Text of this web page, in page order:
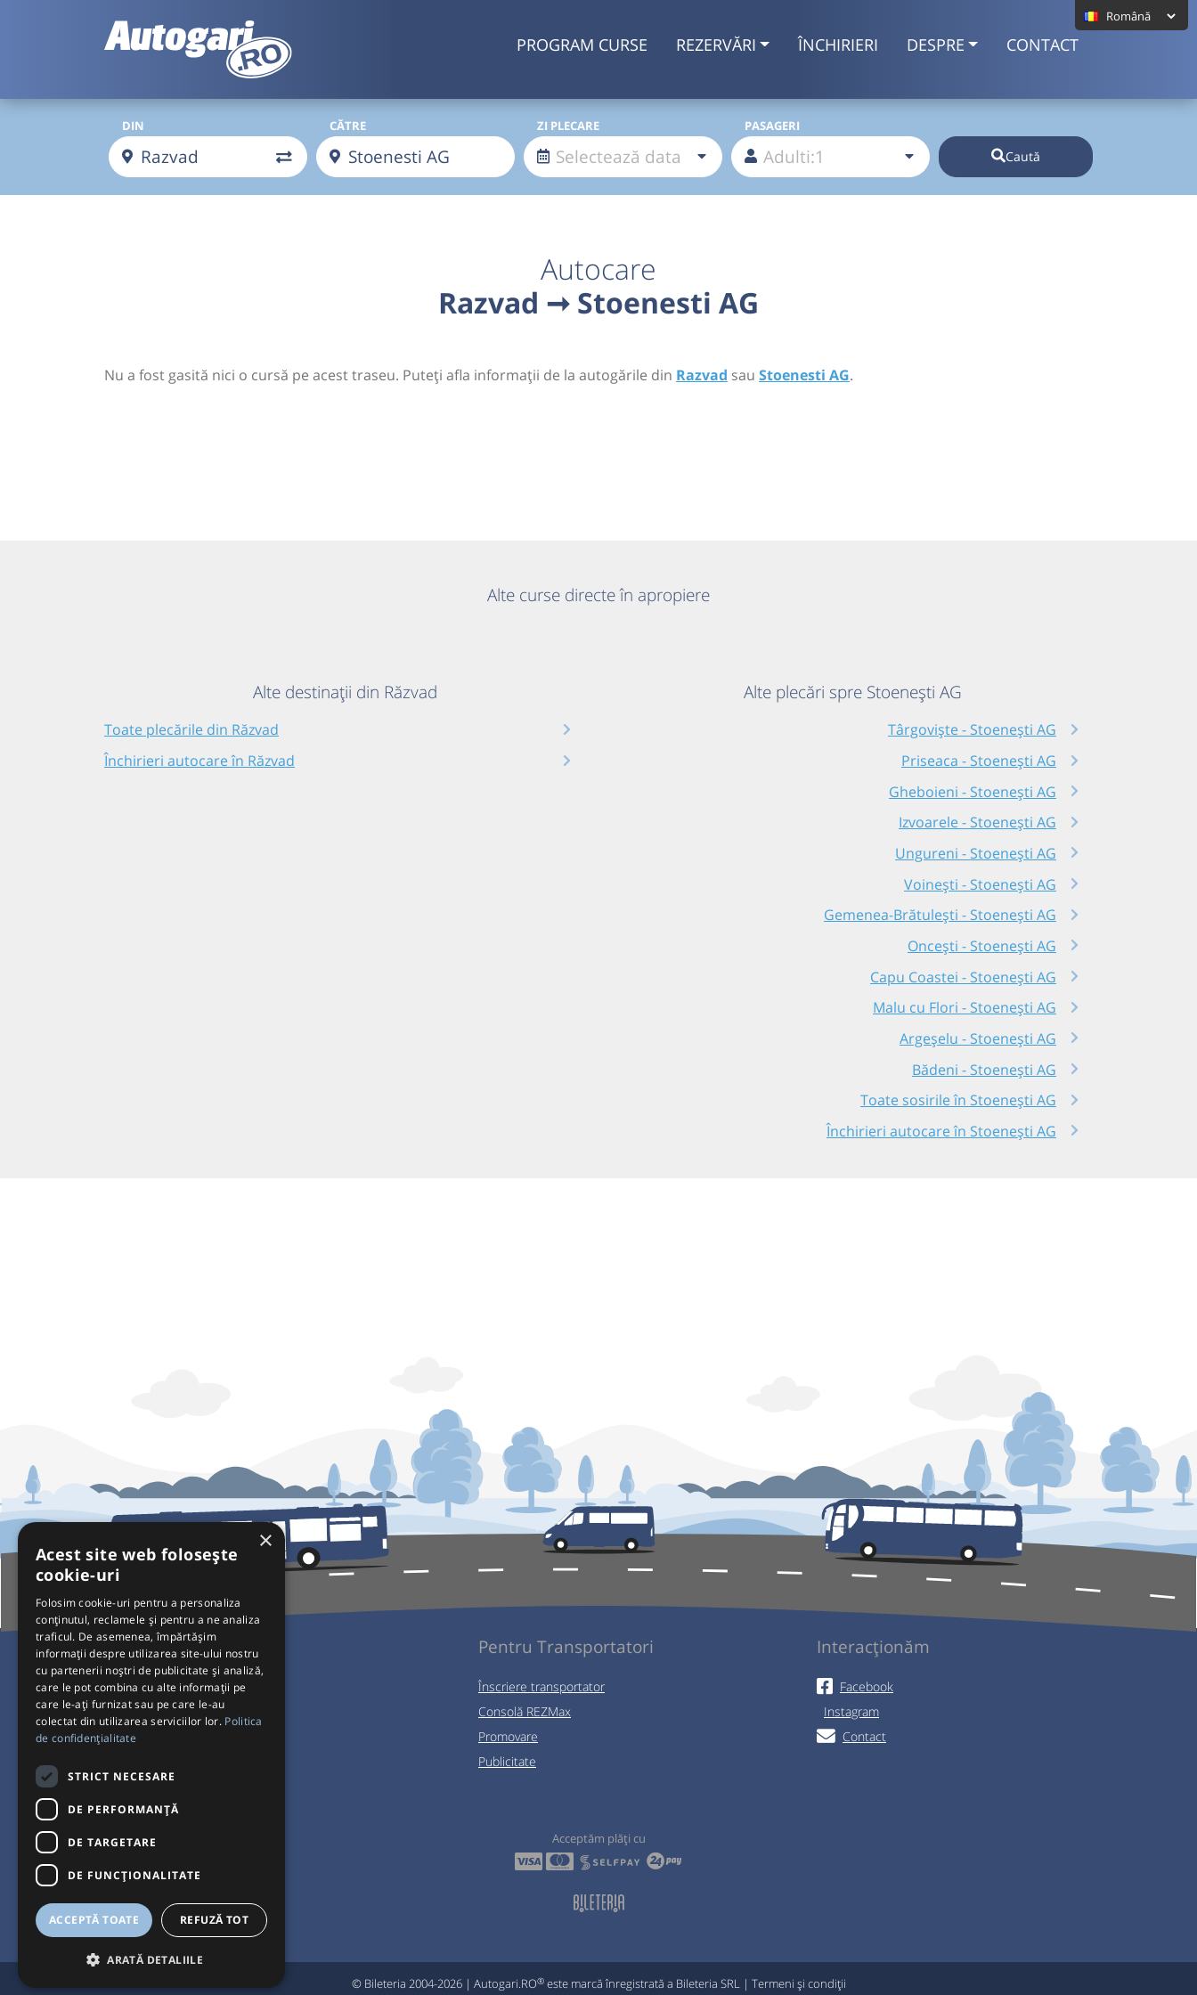
PROGRAM CURSE REZERVĂRI ÎNCHIRIERI DESPRE CONTACT
DIN CĂTRE ZI PLECARE PASAGERI
Caută
Autocare
Razvad ➞ Stoenesti AG
Nu a fost gasită nici o cursă pe acest traseu. Puteți afla informații de la autogările din Razvad sau Stoenesti AG.
Alte curse directe în apropiere
Alte destinații din Răzvad
Toate plecările din Răzvad
Închirieri autocare în Răzvad
Alte plecări spre Stoenești AG
Târgoviște - Stoenești AG
Priseaca - Stoenești AG
Gheboieni - Stoenești AG
Izvoarele - Stoenești AG
Ungureni - Stoenești AG
Voinești - Stoenești AG
Gemenea-Brătulești - Stoenești AG
Oncești - Stoenești AG
Capu Coastei - Stoenești AG
Malu cu Flori - Stoenești AG
Argeșelu - Stoenești AG
Bădeni - Stoenești AG
Toate sosirile în Stoenești AG
Închirieri autocare în Stoenești AG
Pentru Călători
Curse autobuz
Plecări/Sosiri
Setări de cookie-uri
Pentru Transportatori
Înscriere transportator
Consolă REZMax
Promovare
Publicitate
Interacționăm
Facebook
Instagram
Contact
Acceptăm plăți cu
© Bileteria 2004-2026 | Autogari.RO®este marcă înregistrată a Bileteria SRL | Termeni și condiții
×
Acest site web folosește
cookie-uri
Folosim cookie-uri pentru a personaliza
conținutul, reclamele și pentru a ne analiza
traficul. De asemenea, împărtășim
informații despre utilizarea site-ului nostru
cu partenerii noștri de publicitate și analiză,
care le pot combina cu alte informații pe
care le-ați furnizat sau pe care le-au
colectat din utilizarea serviciilor lor. Politica
de confidențialitate
STRICT NECESARE
DE PERFORMANȚĂ
DE TARGETARE
DE FUNCŢIONALITATE
ACCEPTĂ TOATE REFUZĂ TOT
ARATĂ DETALIILE